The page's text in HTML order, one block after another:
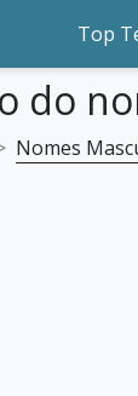
Top
do
Nomes